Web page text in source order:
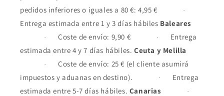
pedidos inferiores o iguales a 80 €: 4,95 €
·
Entrega estimada entre 1 y 3 días hábiles Baleares
· Coste de envío: 9,90 € ·
Entrega
estimada entre 4 y 7 días hábiles. Ceuta y Melilla
·
Coste de envío: 25 € (el cliente asumirá
impuestos y aduanas en destino).
·
Entrega
estimada entre 5-7 días hábiles. Canarias ·